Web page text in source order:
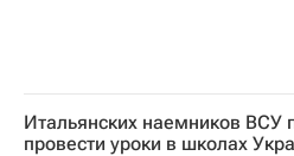
Итальянских наемников ВСУ
провести уроки в школах